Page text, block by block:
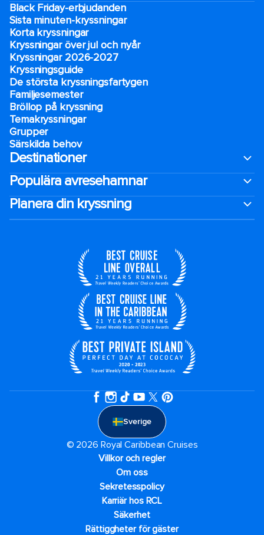
Black Friday-erbjudanden
Sista minuten-kryssningar
Korta kryssningar
Kryssningar över jul och nyår
Kryssningar 2026-2027
Kryssningsguide
De största kryssningsfartygen
Familjesemester
Bröllop på kryssning
Temakryssningar
Grupper
Särskilda behov
Destinationer
Populära avresehamnar
Planera din kryssning
Sverige
© 2026 Royal Caribbean Cruises
Villkor och regler
Om oss
Sekretesspolicy
Karriär hos RCL
Säkerhet
Rättiggheter för gäster